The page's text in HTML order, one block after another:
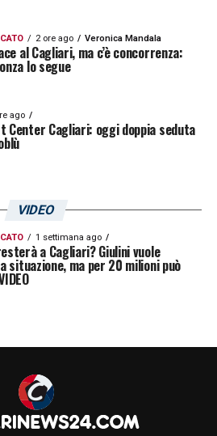
2 ore ago Veronica Mandala
al Cagliari, ma c’è concorrenza:
lo segue
ago
Center Cagliari: oggi doppia seduta
VIDEO
1 settimana ago
a Cagliari? Giulini vuole
situazione, ma per 20 milioni può